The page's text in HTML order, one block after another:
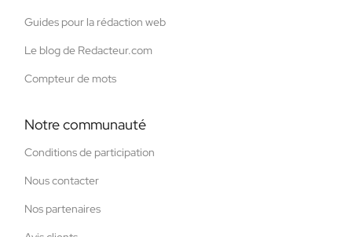
Guides pour la rédaction web
Le blog de Redacteur.com
Compteur de mots
Notre communauté
Conditions de participation
Nous contacter
Nos partenaires